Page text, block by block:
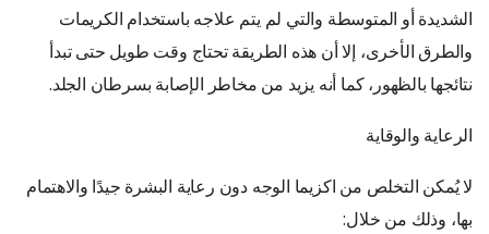
الشديدة أو المتوسطة والتي لم يتم علاجه باستخدام الكريمات
والطرق الأخرى، إلا أن هذه الطريقة تحتاج وقت طويل حتى تبدأ
نتائجها بالظهور، كما أنه يزيد من مخاطر الإصابة بسرطان الجلد.
الرعاية والوقاية
لا يُمكن التخلص من اكزيما الوجه دون رعاية البشرة جيدًا والاهتمام
بها، وذلك من خلال: